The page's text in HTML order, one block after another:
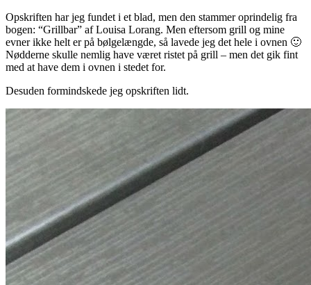
Opskriften har jeg fundet i et blad, men den stammer oprindelig fra
bogen: “Grillbar” af Louisa Lorang. Men eftersom grill og mine
evner ikke helt er på bølgelængde, så lavede jeg det hele i ovnen 🙂
Nødderne skulle nemlig have været ristet på grill – men det gik fint
med at have dem i ovnen i stedet for.
Desuden formindskede jeg opskriften lidt.